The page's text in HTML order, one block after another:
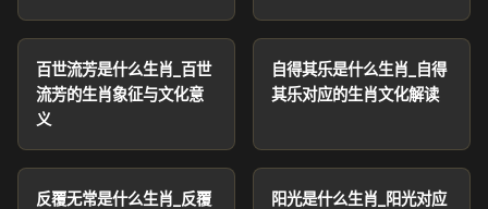
百世流芳是什么生肖_百世
流芳的生肖象征与文化意
义
自得其乐是什么生肖_自得
其乐对应的生肖文化解读
反覆无常是什么生肖_反覆
阳光是什么生肖_阳光对应